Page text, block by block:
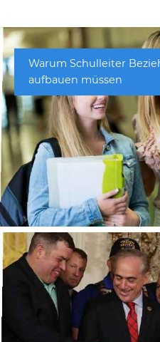
Warum Schulleiter
aufbauen müssen